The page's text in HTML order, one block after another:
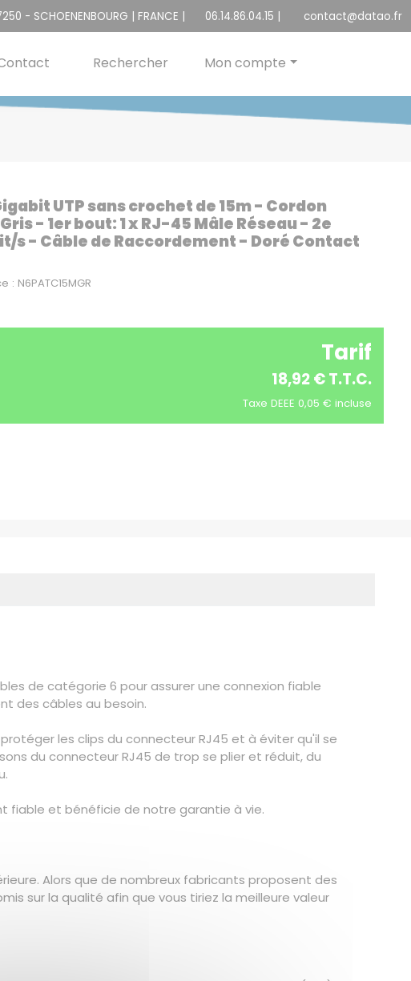
- SCHOENENBOURG | FRANCE | 06.14.86.04.15 | contact@datao.fr
Rechercher Mon compte
UTP sans crochet de 15m - Cordon
- 1er bout: 1 x RJ-45 Mâle Réseau - 2e
s - Câble de Raccordement - Doré Contact
: N6PATC15MGR
Tarif
18,92 € T.T.C.
Taxe DEEE 0,05 € incluse
de catégorie 6 pour assurer une connexion fiable
des câbles au besoin.
les clips du connecteur RJ45 et à éviter qu'il se
du connecteur RJ45 de trop se plier et réduit, du
fiable et bénéficie de notre garantie à vie.
Alors que de nombreux fabricants proposent des
sur la qualité afin que vous tiriez la meilleure valeur